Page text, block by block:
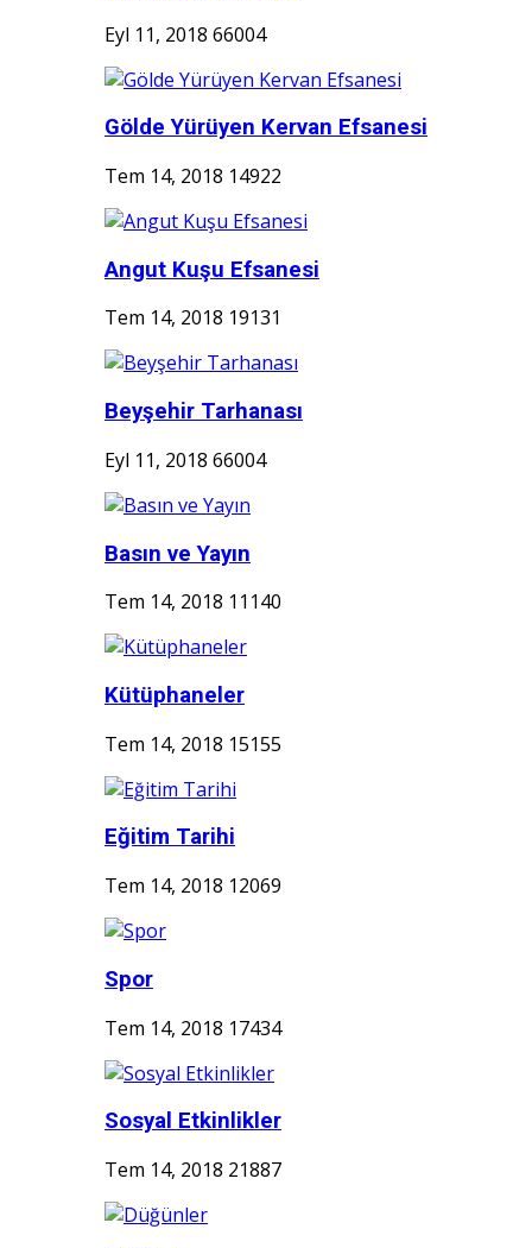
Eyl 11, 2018 66004
Gölde Yürüyen Kervan Efsanesi
Tem 14, 2018 14922
Angut Kuşu Efsanesi
Tem 14, 2018 19131
Beyşehir Tarhanası
Eyl 11, 2018 66004
Basın ve Yayın
Tem 14, 2018 11140
Kütüphaneler
Tem 14, 2018 15155
Eğitim Tarihi
Tem 14, 2018 12069
Spor
Tem 14, 2018 17434
Sosyal Etkinlikler
Tem 14, 2018 21887